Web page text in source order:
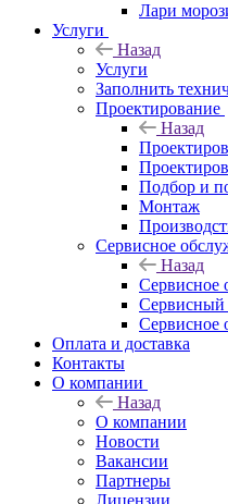
Лари
Услуги
Назад
Услуги
Заполнить
Проектирование
Назад
Подбор и
Монтаж
Сервисное
Назад
Сервисное
Сервисный
Сервисное
Оплата и доставка
Контакты
О компании
Назад
О компании
Новости
Вакансии
Партнеры
Лицензии